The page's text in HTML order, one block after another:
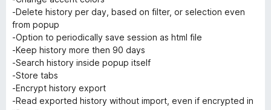
-Delete history per day, based on filter, or selection even
from popup
-Option to periodically save session as html file
-Keep history more then 90 days
-Search history inside popup itself
-Store tabs
-Encrypt history export
-Read exported history without import, even if encrypted in